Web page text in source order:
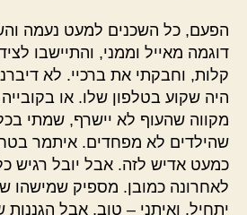
הפעם, כל השכנים למעט נעמה
דוגמה מאייל וממני, והתיישבו
קלות, וחבקתי את ברכיי. לא
היה שקוע בטלפון שלו. או
מקווה שהעוף לא יישרף, שמתי
שהילדים לא מפחדים. איתמר
כמעט אדיש לזה. אבל יובל רגיש
לאחרונה כמובן. מספיק שמישהו
יתחיל. ואיתני – טוב, אבל